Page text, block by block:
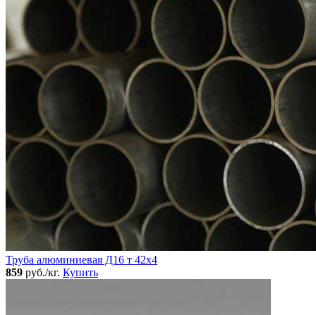
Труба алюминиевая Д16 т 42х4
859 руб./кг. Купить